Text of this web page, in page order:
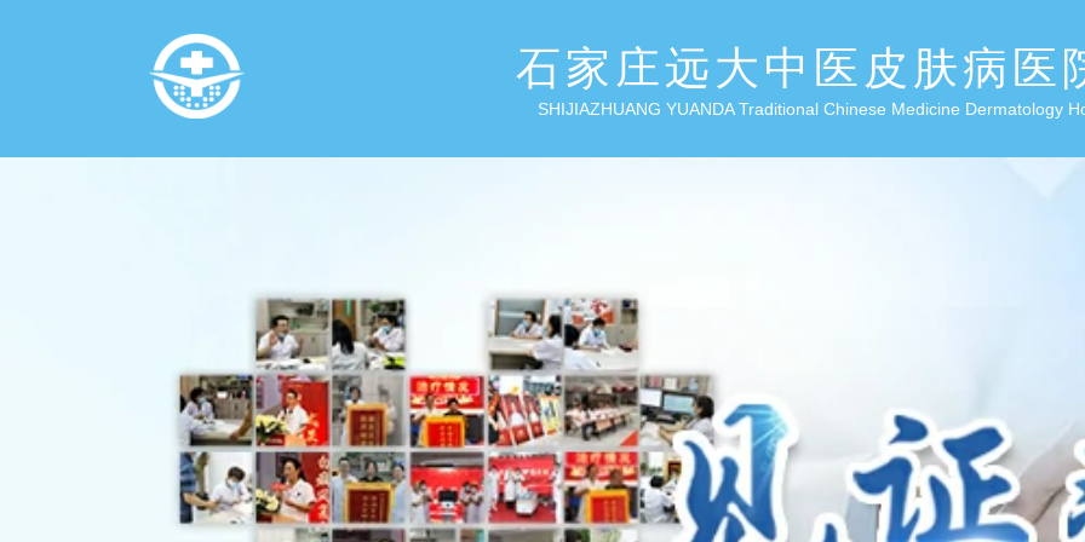
石家庄远大中医皮肤病医
SHIJIAZHUANG YUANDA Traditional Chinese Medicine Dermatology